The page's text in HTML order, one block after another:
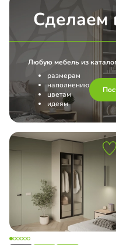
Сделаем
Любую мебель из
размерам
наполнению
цветам
идеям